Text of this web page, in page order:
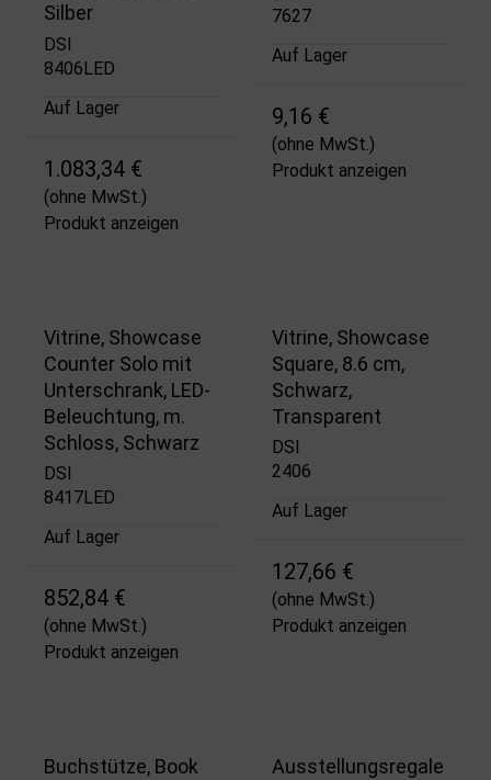
Silber
DSI
8406LED
Auf Lager
1.083,34 €
(ohne MwSt.)
Produkt anzeigen
7627
Auf Lager
9,16 €
(ohne MwSt.)
Produkt anzeigen
Vitrine, Showcase
Counter Solo mit
Unterschrank, LED-
Beleuchtung, m.
Schloss, Schwarz
DSI
8417LED
Auf Lager
852,84 €
(ohne MwSt.)
Produkt anzeigen
Vitrine, Showcase
Square, 8.6 cm,
Schwarz,
Transparent
DSI
2406
Auf Lager
127,66 €
(ohne MwSt.)
Produkt anzeigen
Buchstütze, Book
Ausstellungsregale